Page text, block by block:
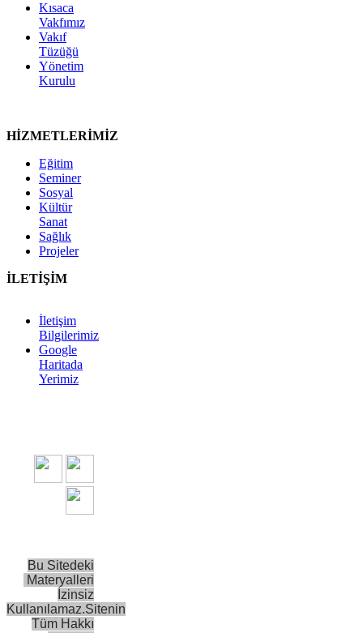
Kısaca
Vakfımız
Vakıf
Tüzüğü
Yönetim
Kurulu
HİZMETLERİMİZ
Eğitim
Seminer
Sosyal
Kültür
Sanat
Sağlık
Projeler
İLETİŞİM
İletişim
Bilgilerimiz
Google
Haritada
Yerimiz
Bu Sitedeki
Materyalleri
İzinsiz
Kullanılamaz.Sitenin
Tüm Hakkı